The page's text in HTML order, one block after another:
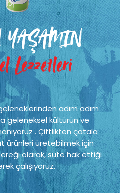
YAŞAMIN
Lezzetleri
adım adım
geleneksel kültürün ve
. Çiftlikten çatala
ürünleri üretebilmek için
olarak, süte hak ettiği
çalışıyoruz.